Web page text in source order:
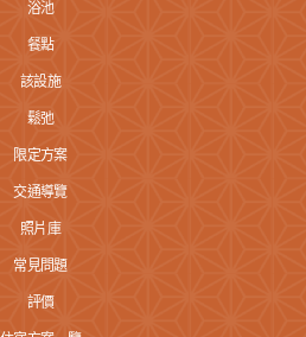
浴池
餐點
該設施
鬆弛
限定方案
交通導覽
照片庫
常見問題
評價